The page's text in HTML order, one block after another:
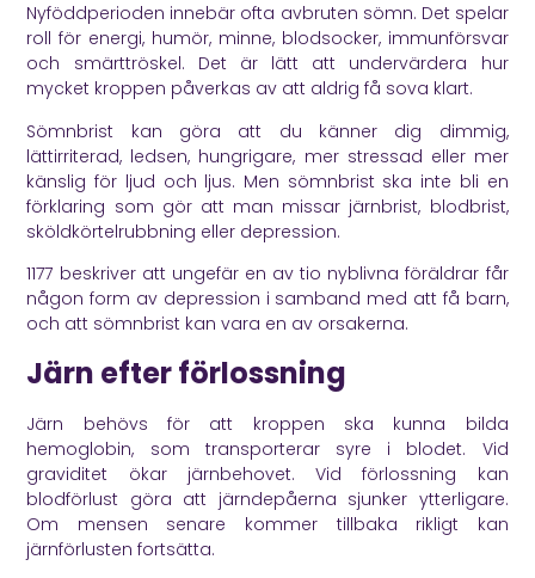
Nyföddperioden innebär ofta avbruten sömn. Det spelar
roll för energi, humör, minne, blodsocker, immunförsvar
och smärttröskel. Det är lätt att undervärdera hur
mycket kroppen påverkas av att aldrig få sova klart.
Sömnbrist kan göra att du känner dig dimmig,
lättirriterad, ledsen, hungrigare, mer stressad eller mer
känslig för ljud och ljus. Men sömnbrist ska inte bli en
förklaring som gör att man missar järnbrist, blodbrist,
sköldkörtelrubbning eller depression.
1177 beskriver att ungefär en av tio nyblivna föräldrar får
någon form av depression i samband med att få barn,
och att sömnbrist kan vara en av orsakerna.
Järn efter förlossning
Järn behövs för att kroppen ska kunna bilda
hemoglobin, som transporterar syre i blodet. Vid
graviditet ökar järnbehovet. Vid förlossning kan
blodförlust göra att järndepåerna sjunker ytterligare.
Om mensen senare kommer tillbaka rikligt kan
järnförlusten fortsätta.